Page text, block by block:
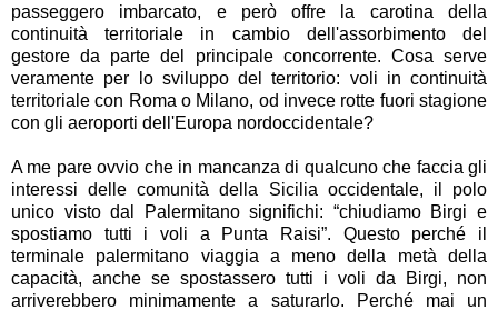
passeggero imbarcato, e però offre la carotina della
continuità territoriale in cambio dell'assorbimento del
gestore da parte del principale concorrente. Cosa serve
veramente per lo sviluppo del territorio: voli in continuità
territoriale con Roma o Milano, od invece rotte fuori stagione
con gli aeroporti dell'Europa nordoccidentale?
A me pare ovvio che in mancanza di qualcuno che faccia gli
interessi delle comunità della Sicilia occidentale, il polo
unico visto dal Palermitano significhi: “chiudiamo Birgi e
spostiamo tutti i voli a Punta Raisi”. Questo perché il
terminale palermitano viaggia a meno della metà della
capacità, anche se spostassero tutti i voli da Birgi, non
arriverebbero minimamente a saturarlo. Perché mai un